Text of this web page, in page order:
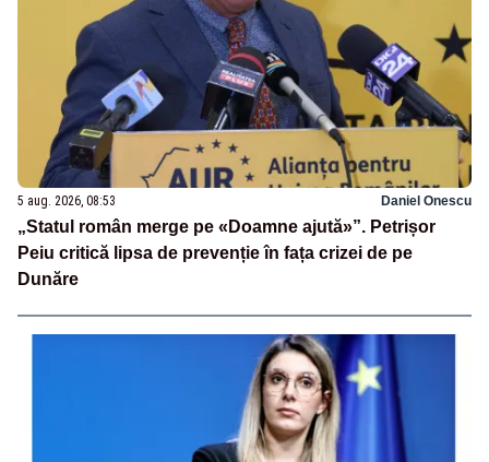
5 aug. 2026, 08:53 Daniel Onescu
„Statul român merge pe «Doamne ajută»”. Petrișor
Peiu critică lipsa de prevenție în fața crizei de pe
Dunăre